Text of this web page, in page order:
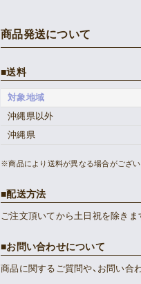
商品発送について
送料
対象地域
沖縄県以外
沖縄県
※商品により送料が異なる場合がござい
配送方法
ご注文頂いてから土日祝を除きま
お問い合わせについて
商品に関するご質問や、お問い合